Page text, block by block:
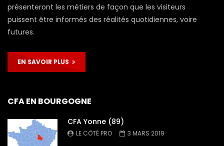
présenteront les métiers de façon que les visiteurs
puissent être informés des réalités quotidiennes, voire
futures.
EN SAVOIR PLUS
CFA EN BOURGOGNE
CFA Yonne (89)
LE CÔTÉ PRO 3 MARS 2019